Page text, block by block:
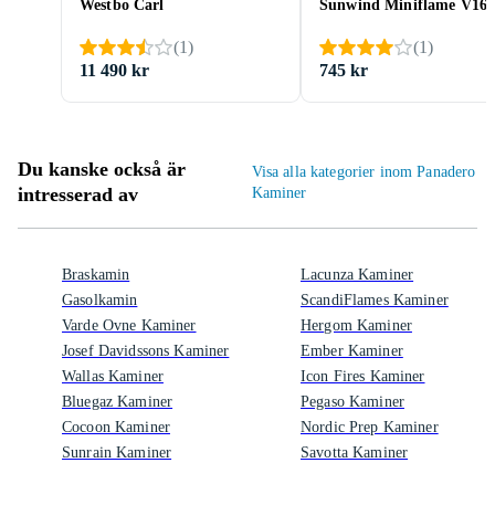
Westbo Carl
(1)
11 490 kr
Sunwind Miniflame V16
(1)
745 kr
Du kanske också är
intresserad av
Visa alla kategorier inom Panadero
Kaminer
Braskamin
Gasolkamin
Varde Ovne Kaminer
Josef Davidssons Kaminer
Wallas Kaminer
Bluegaz Kaminer
Cocoon Kaminer
Sunrain Kaminer
Lacunza Kaminer
ScandiFlames Kaminer
Hergom Kaminer
Ember Kaminer
Icon Fires Kaminer
Pegaso Kaminer
Nordic Prep Kaminer
Savotta Kaminer